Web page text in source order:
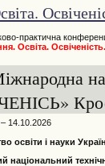
практична
Освіта.
14.10.2026
освіти і науки
національний